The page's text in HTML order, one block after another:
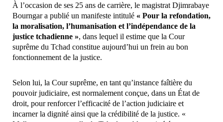
À l’occasion de ses 25 ans de carrière, le magistrat Djimrabaye
Bourngar a publié un manifeste intitulé « Pour la refondation,
la moralisation, l’humanisation et l’indépendance de la
justice tchadienne », dans lequel il estime que la Cour
suprême du Tchad constitue aujourd’hui un frein au bon
fonctionnement de la justice.
Selon lui, la Cour suprême, en tant qu’instance faîtière du
pouvoir judiciaire, est normalement conçue, dans un État de
droit, pour renforcer l’efficacité de l’action judiciaire et
incarner la dignité ainsi que la crédibilité de la justice. «